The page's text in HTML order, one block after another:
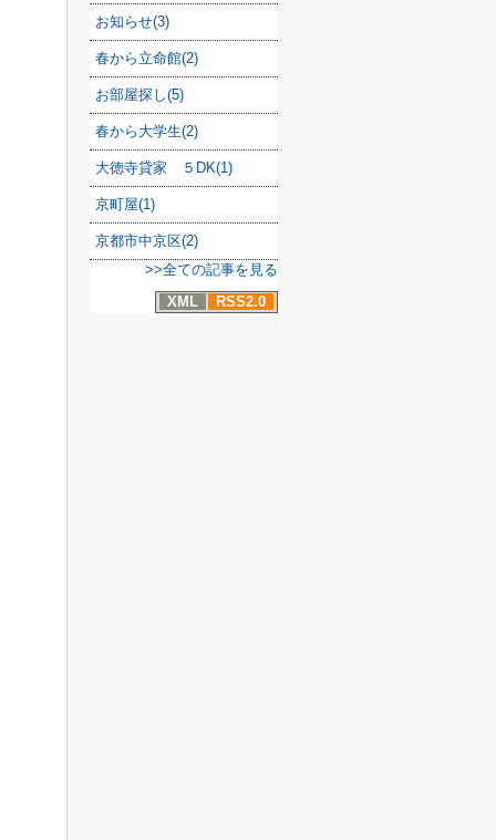
お知らせ(3)
春から立命館(2)
お部屋探し(5)
春から大学生(2)
大徳寺貸家 ５DK(1)
京町屋(1)
京都市中京区(2)
>>全ての記事を見る
XML
RSS2.0